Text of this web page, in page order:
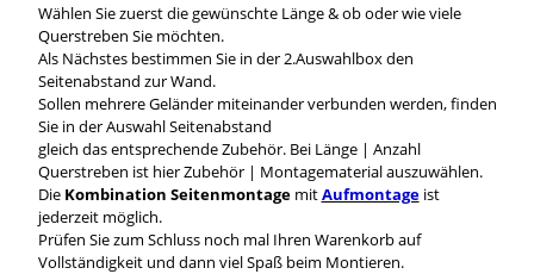
Wählen Sie zuerst die gewünschte Länge & ob oder wie viele
Querstreben Sie möchten.
Als Nächstes bestimmen Sie in der 2.Auswahlbox den
Seitenabstand zur Wand.
Sollen mehrere Geländer miteinander verbunden werden, finden
Sie in der Auswahl Seitenabstand
gleich das entsprechende Zubehör. Bei Länge | Anzahl
Querstreben ist hier Zubehör | Montagematerial auszuwählen.
Die Kombination Seitenmontage mitAufmontageist
jederzeit möglich.
Prüfen Sie zum Schluss noch mal Ihren Warenkorb auf
Vollständigkeit und dann viel Spaß beim Montieren.